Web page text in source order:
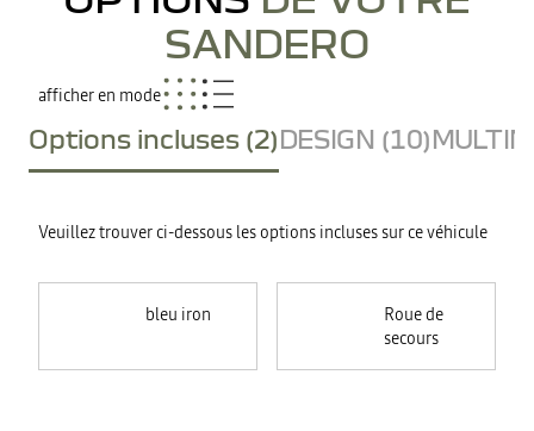
SANDERO
afficher en mode
Options incluses (2)DESIGN (10)
Veuillez trouver ci-dessous les options incluses sur ce véhicule
bleu iron
Roue de
secours